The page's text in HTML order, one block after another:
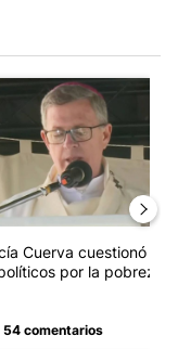
apuntó contra
de tendencia con
Cuerva cuestionó a
por la pobreza
54 comentarios